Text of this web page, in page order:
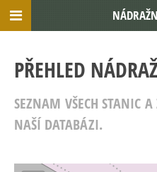
PŘEHLED
SEZNAM VŠECH STANIC
NAŠÍ DATABÁZI.